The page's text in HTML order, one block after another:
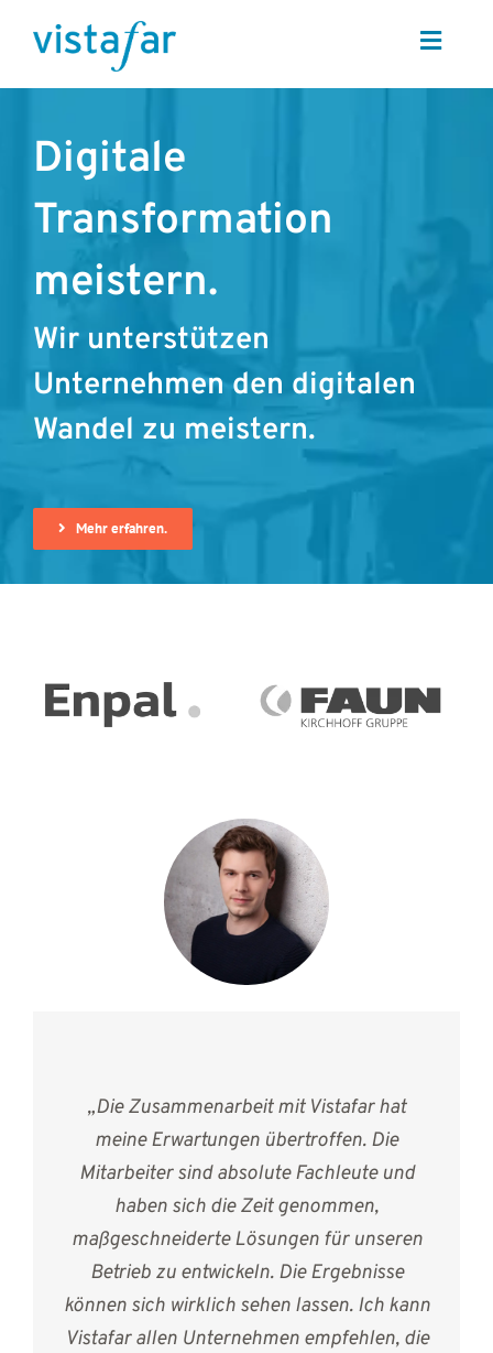
Inhalt
Toggle
Karriere
Digitale
Transformation
meistern.
Wir unterstützen
Unternehmen den digitalen
Wandel zu meistern.
Mehr erfahren.
„Die Zusammenarbeit mit Vistafar hat
meine Erwartungen übertroffen. Die
Mitarbeiter sind absolute Fachleute und
haben sich die Zeit genommen,
maßgeschneiderte Lösungen für unseren
Betrieb zu entwickeln. Die Ergebnisse
können sich wirklich sehen lassen. Ich kann
Vistafar allen Unternehmen empfehlen, die